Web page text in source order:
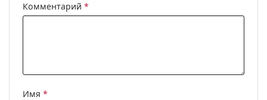
Комментарий *
Имя *